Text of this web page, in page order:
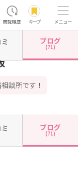
閲覧履歴 キープ メニュー
中央区 結婚相談所 and com
談所です！
ブログ
(71)
ブログ
(71)